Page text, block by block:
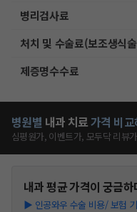
병리검사료
처치 및 수술료(보조생식
제증명수수료
병원별 내과 치료가격 비교
심평원가, 이벤트가, 모두닥 리뷰
내과평균 가격이 궁금하
▶ 인공와우 수술 비용/ 보험